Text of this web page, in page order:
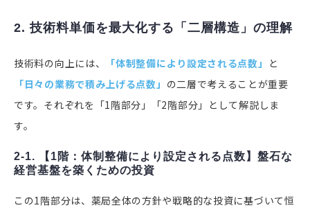
2. 技術料単価を最大化する「二層構造」の理解
技術料の向上には、 「体制整備により設定される点数」 と
「日々の業務で積み上げる点数」 の二層で考えることが重要
です。それぞれを「1階部分」「2階部分」として解説しま
す。
2-1. 【1階：体制整備により設定される点数】盤石な
経営基盤を築くための投資
この1階部分は、薬局全体の方針や戦略的な投資に基づいて恒